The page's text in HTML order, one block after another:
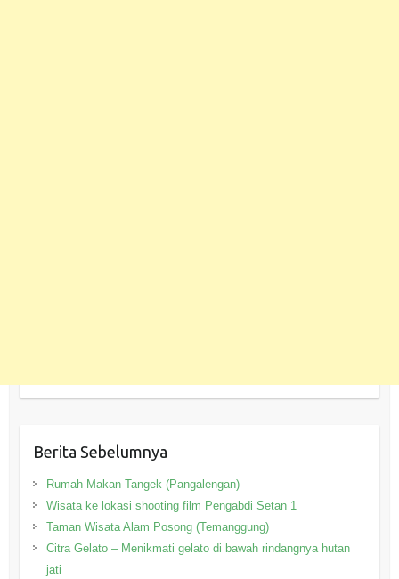
Berita Sebelumnya
Rumah Makan Tangek (Pangalengan)
Wisata ke lokasi shooting film Pengabdi Setan 1
Taman Wisata Alam Posong (Temanggung)
Citra Gelato – Menikmati gelato di bawah rindangnya hutan
jati